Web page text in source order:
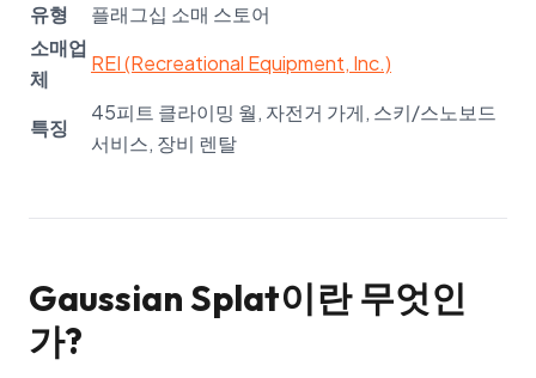
유형
플래그십 소매 스토어
소매업
체
REI (Recreational Equipment, Inc.)
특징
45피트 클라이밍 월, 자전거 가게, 스키/스노보드
서비스, 장비 렌탈
Gaussian Splat이란 무엇인
가?